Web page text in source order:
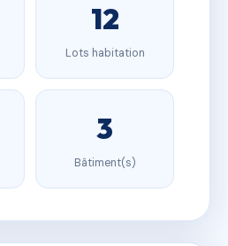
12
Lots habitation
3
Bâtiment(s)